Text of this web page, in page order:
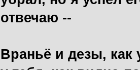
отвечаю --
Враньё и дезы, как